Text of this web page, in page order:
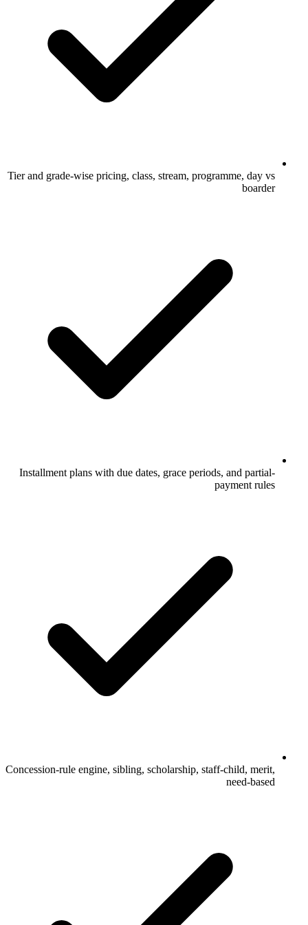
Tier and grade-wise pricing, class, stream, programme, day vs
boarder
Installment plans with due dates, grace periods, and partial-
payment rules
Concession-rule engine, sibling, scholarship, staff-child, merit,
need-based